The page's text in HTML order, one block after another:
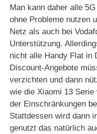
Man kann daher alle
ohne Probleme nutzen
Netz als auch bei
Unterstützung.
nicht alle Handy Flat in
Discount-Angebote
verzichten und dann
wie die Xiaomi 13
der Einschränkungen
Stattdessen wird dann
genutzt das natürlich